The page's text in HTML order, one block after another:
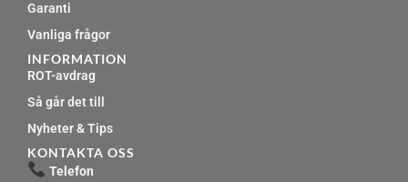
Garanti
Vanliga frågor
INFORMATION
ROT-avdrag
Så går det till
Nyheter & Tips
KONTAKTA OSS
Telefon